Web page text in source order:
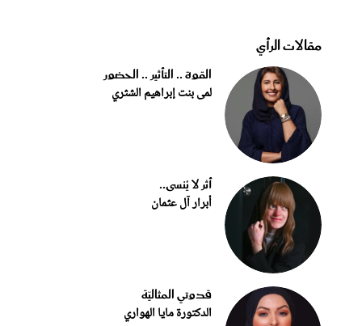
مقالات الرأي
القوة .. التأثير .. الحضور
لمى بنت إبراهيم الشثري
أثر لا يُنسى..
أبرار آل عثمان
قدوتي المثاليّة
الدكتورة مايا الهواري